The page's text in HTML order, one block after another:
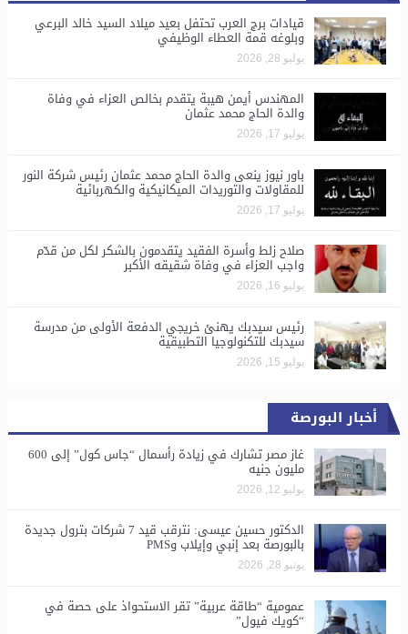
قيادات برج العرب تحتفل بعيد ميلاد السيد خالد البرعي
وبلوغه قمة العطاء الوظيفي
يوليو 28, 2026
المهندس أيمن هيبة يتقدم بخالص العزاء في وفاة
والدة الحاج محمد عثمان
يوليو 17, 2026
باور نيوز ينعى والدة الحاج محمد عثمان رئيس شركة النور
للمقاولات والتوريدات الميكانيكية والكهربائية
يوليو 17, 2026
صلاح زلط وأسرة الفقيد يتقدمون بالشكر لكل من قدّم
واجب العزاء في وفاة شقيقه الأكبر
يوليو 16, 2026
رئيس سيدبك يهنئ خريجي الدفعة الأولى من مدرسة
سيدبك للتكنولوجيا التطبيقية
يوليو 15, 2026
أخبار البورصة
غاز مصر تشارك في زيادة رأسمال “جاس كول” إلى 600
مليون جنيه
يوليو 12, 2026
الدكتور حسين عيسى: نترقب قيد 7 شركات بترول جديدة
بالبورصة بعد إنبي وإيلاب وPMS
يونيو 28, 2026
​عمومية “طاقة عربية” تقر الاستحواذ على حصة في
“كويك فيول”